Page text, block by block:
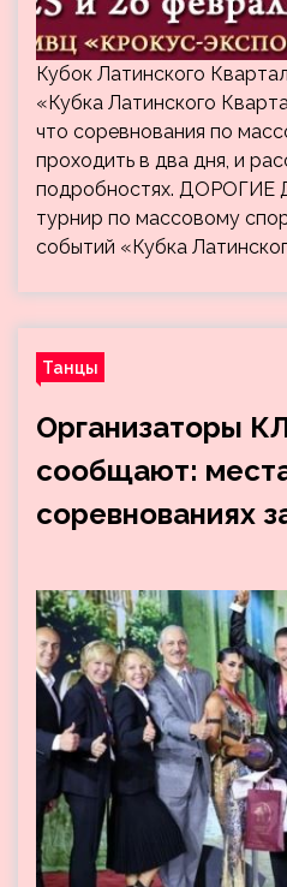
Кубок Латинского
«Кубка Латинского
что соревнования по
проходить в два дня, и
подробностях. ДОРОГИЕ
турнир по массовому
событий «Кубка
Танцы
Организаторы
сообщают:
соревнованиях